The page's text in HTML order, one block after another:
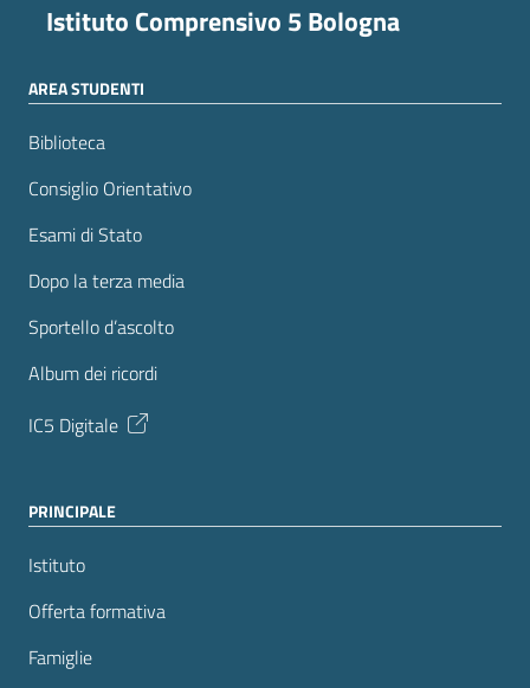
Istituto Comprensivo 5 Bologna
AREA STUDENTI
Biblioteca
Consiglio Orientativo
Esami di Stato
Dopo la terza media
Sportello d’ascolto
Album dei ricordi
IC5 Digitale
PRINCIPALE
Istituto
Offerta formativa
Famiglie